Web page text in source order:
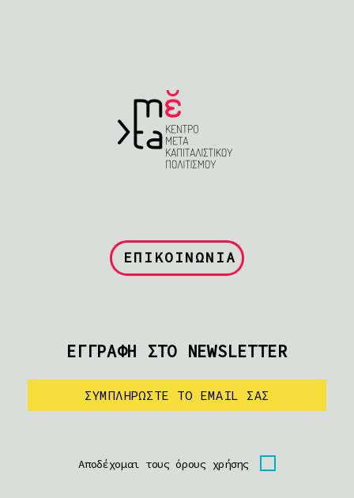
ΕΠΙΚΟΙΝΩΝΙΑ
ΕΓΓΡΑΦΗ ΣΤΟ NEWSLETTER
Αποδέχομαι τους όρους χρήσης